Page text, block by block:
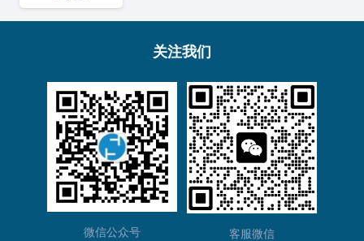
关注我们
微信公众号 客服微信